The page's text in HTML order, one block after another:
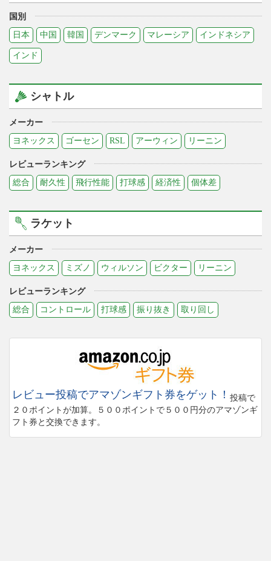
国別
日本
中国 韓国 デンマーク マレーシア インドネシア
インド
シャトル
メーカー
ヨネックス
ゴーセン RSL アーウィン リーニン
レビューランキング
総合
耐久性 飛行性能 打球感 経済性 個体差
ラケット
メーカー
ヨネックス
ミズノ ウィルソン ビクター リーニン
レビューランキング
総合
コントロール 打球感 振り抜き 取り回し
レビュー投稿でアマゾンギフト券をゲット！ 投稿で
２０ポイントが加算。５００ポイントで５００円分のアマゾンギ
フト券と交換できます。